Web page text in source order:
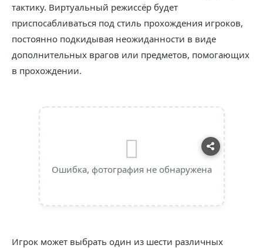
тактику. Виртуальный режиссёр будет
приспосабливаться под стиль прохождения игроков,
постоянно подкидывая неожиданности в виде
дополнительных врагов или предметов, помогающих
в прохождении.
Ошибка, фотография не обнаружена
Игрок может выбрать один из шести различных